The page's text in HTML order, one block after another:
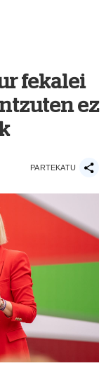
fekalei
ez
PARTEKATU